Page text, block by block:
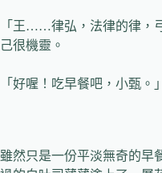
「王……律弘，法律的律，
己很機靈。
「好喔！吃早餐吧，小甄。
雖然只是一份平淡無奇的早